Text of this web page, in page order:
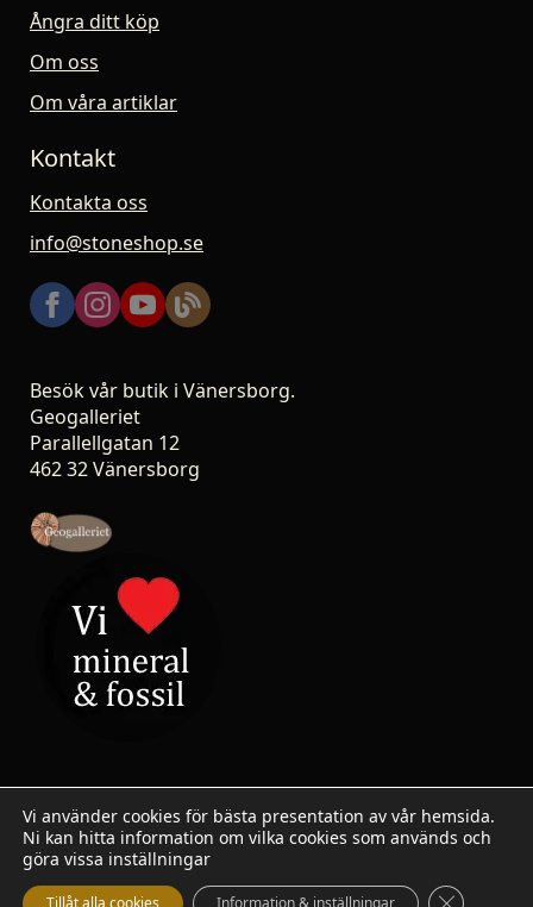
Ångra ditt köp
Om oss
Om våra artiklar
Kontakt
Kontakta oss
info@stoneshop.se
Besök vår butik i Vänersborg.
Geogalleriet
Parallellgatan 12
462 32 Vänersborg
© 2007-2026 Stoneshop.se / Geogalleriet - All rights
Vi använder cookies för bästa presentation av vår hemsida.
Ni kan hitta information om vilka cookies som används och
göra vissa inställningar
Tillåt alla cookies Information & inställningar Close